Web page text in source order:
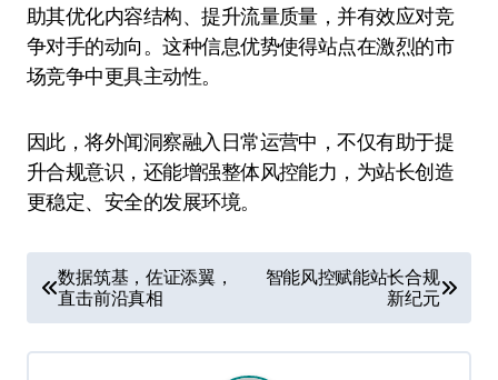
助其优化内容结构、提升流量质量，并有效应对竞
争对手的动向。这种信息优势使得站点在激烈的市
场竞争中更具主动性。
因此，将外闻洞察融入日常运营中，不仅有助于提
升合规意识，还能增强整体风控能力，为站长创造
更稳定、安全的发展环境。
章
导
数据筑基，佐证添翼，
直击前沿真相
智能风控赋能站长合规
新纪元